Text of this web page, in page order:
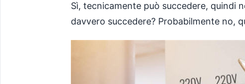
Sì, tecnicamente può succedere, quindi
davvero succedere? Probabilmente no,